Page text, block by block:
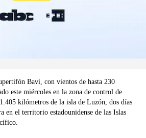
Bavi, con vientos de hasta 230
este miércoles en la zona de control de
kilómetros de la isla de Luzón, dos días
en el territorio estadounidense de las Islas